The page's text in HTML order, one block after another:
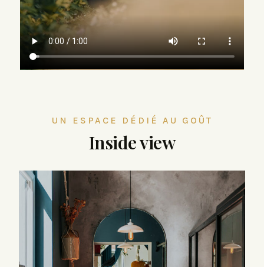
UN ESPACE DÉDIÉ AU GOÛT
Inside view